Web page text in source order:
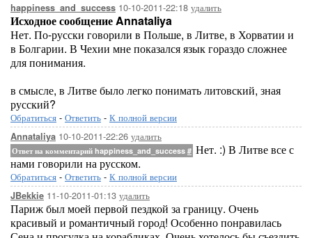
happiness_and_success 10-10-2011-22:18 удалить
Исходное сообщение Annataliya
Нет. По-русски говорили в Польше, в Литве, в Хорватии и
в Болгарии. В Чехии мне показался язык гораздо сложнее
для понимания.
в смысле, в Литве было легко понимать литовский, зная
русский?
Обратиться - Ответить - К полной версии
Annataliya 10-10-2011-22:26 удалить
Ответ на комментарий happiness_and_success # Нет. :) В Литве все с
нами говорили на русском.
Обратиться - Ответить - К полной версии
JBekkie 11-10-2011-01:13 удалить
Париж был моей первой пездкой за границу. Очень
красивый и романтичный город! Особенно понравилась